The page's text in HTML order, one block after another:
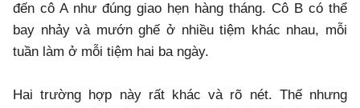
đến cô A như đúng giao hẹn hàng tháng. Cô B có thể
bay nhảy và mướn ghế ở nhiều tiệm khác nhau, mỗi
tuần làm ở mỗi tiệm hai ba ngày.
Hai trường hợp này rất khác và rõ nét. Thế nhưng